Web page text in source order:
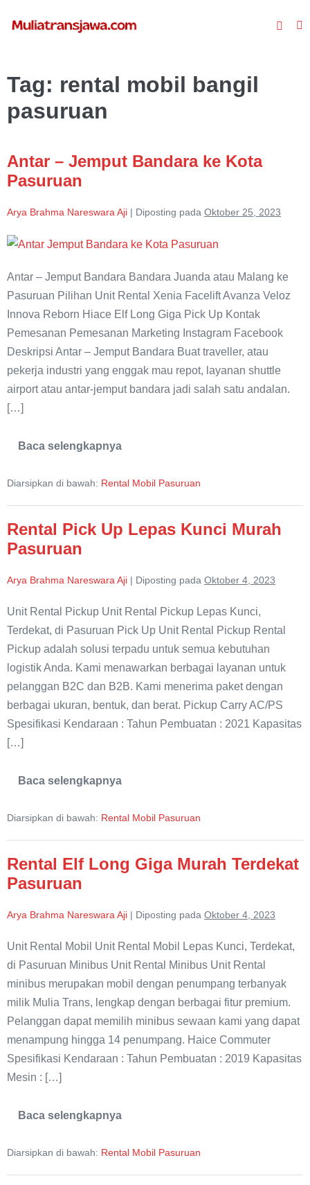
Toggle
Tag: rental mobil bangil
pasuruan
Antar – Jemput Bandara ke Kota
Pasuruan
Arya Brahma Nareswara Aji | Diposting pada Oktober 25, 2023
Antar
Jemput
Bandara
ke
Kota
Pasuruan
Antar – Jemput Bandara Bandara Juanda atau Malang ke
Pasuruan Pilihan Unit Rental Xenia Facelift Avanza Veloz
Innova Reborn Hiace Elf Long Giga Pick Up Kontak
Pemesanan Pemesanan Marketing Instagram Facebook
Deskripsi Antar – Jemput Bandara Buat traveller, atau
pekerja industri yang enggak mau repot, layanan shuttle
airport atau antar-jemput bandara jadi salah satu andalan.
[…]
Baca selengkapnya
Antar
Bandara
Kota
Diarsipkan di bawah: Rental Mobil Pasuruan
Rental Pick Up Lepas Kunci Murah
Pasuruan
Arya Brahma Nareswara Aji | Diposting pada Oktober 4, 2023
Unit Rental Pickup Unit Rental Pickup Lepas Kunci,
Terdekat, di Pasuruan Pick Up Unit Rental Pickup Rental
Pickup adalah solusi terpadu untuk semua kebutuhan
logistik Anda. Kami menawarkan berbagai layanan untuk
pelanggan B2C dan B2B. Kami menerima paket dengan
berbagai ukuran, bentuk, dan berat. Pickup Carry AC/PS
Spesifikasi Kendaraan : Tahun Pembuatan : 2021 Kapasitas
[…]
Baca selengkapnya
Rental
Lepas
Murah
Diarsipkan di bawah: Rental Mobil Pasuruan
Rental Elf Long Giga Murah Terdekat
Pasuruan
Arya Brahma Nareswara Aji | Diposting pada Oktober 4, 2023
Unit Rental Mobil Unit Rental Mobil Lepas Kunci, Terdekat,
di Pasuruan Minibus Unit Rental Minibus Unit Rental
minibus merupakan mobil dengan penumpang terbanyak
milik Mulia Trans, lengkap dengan berbagai fitur premium.
Pelanggan dapat memilih minibus sewaan kami yang dapat
menampung hingga 14 penumpang. Haice Commuter
Spesifikasi Kendaraan : Tahun Pembuatan : 2019 Kapasitas
Mesin : […]
Baca selengkapnya
Rental
Giga
Terdekat
Diarsipkan di bawah: Rental Mobil Pasuruan